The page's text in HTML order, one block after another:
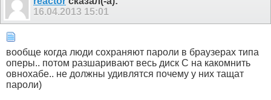
16.04.2013 15:01
вообще когда люди сохраняют пароли в браузерах типа
оперы.. потом разшаривают весь диск C на какомнить
овнохабе.. не должны удивлятся почему у них тащат
пароли)